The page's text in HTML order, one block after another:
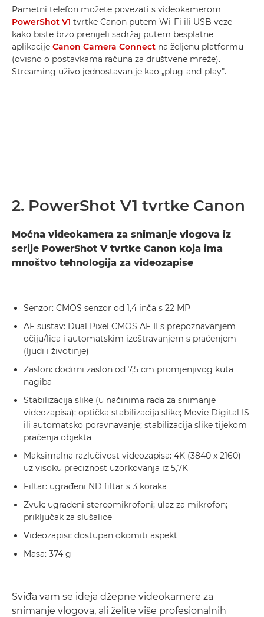
Pametni telefon možete povezati s videokamerom
PowerShot V1 tvrtke Canon putem Wi-Fi ili USB veze
kako biste brzo prenijeli sadržaj putem besplatne
aplikacije Canon Camera Connect na željenu platformu
(ovisno o postavkama računa za društvene mreže).
Streaming uživo jednostavan je kao „plug-and-play”.
2. PowerShot V1 tvrtke Canon
Moćna videokamera za snimanje vlogova iz
serije PowerShot V tvrtke Canon koja ima
mnoštvo tehnologija za videozapise
Senzor: CMOS senzor od 1,4 inča s 22 MP
AF sustav: Dual Pixel CMOS AF II s prepoznavanjem
očiju/lica i automatskim izoštravanjem s praćenjem
(ljudi i životinje)
Zaslon: dodirni zaslon od 7,5 cm promjenjivog kuta
nagiba
Stabilizacija slike (u načinima rada za snimanje
videozapisa): optička stabilizacija slike; Movie Digital IS
ili automatsko poravnavanje; stabilizacija slike tijekom
praćenja objekta
Maksimalna razlučivost videozapisa: 4K (3840 x 2160)
uz visoku preciznost uzorkovanja iz 5,7K
Filtar: ugrađeni ND filtar s 3 koraka
Zvuk: ugrađeni stereomikrofoni; ulaz za mikrofon;
priključak za slušalice
Videozapisi: dostupan okomiti aspekt
Masa: 374 g
Sviđa vam se ideja džepne videokamere za
snimanje vlogova, ali želite više profesionalnih